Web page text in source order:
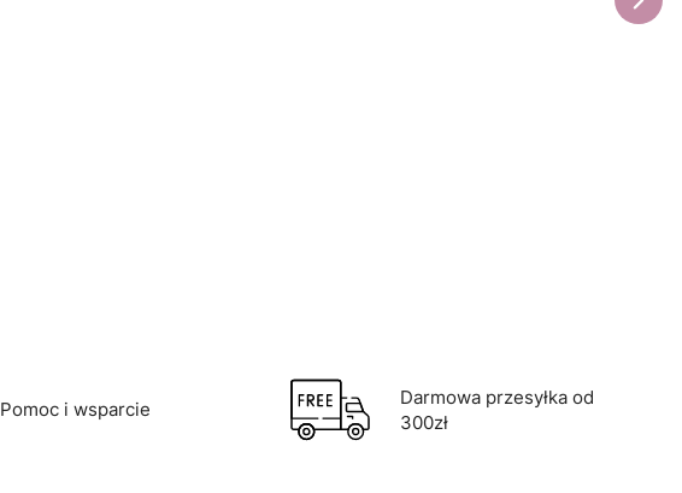
Pomoc i wsparcie
Darmowa przesyłka od
300zł